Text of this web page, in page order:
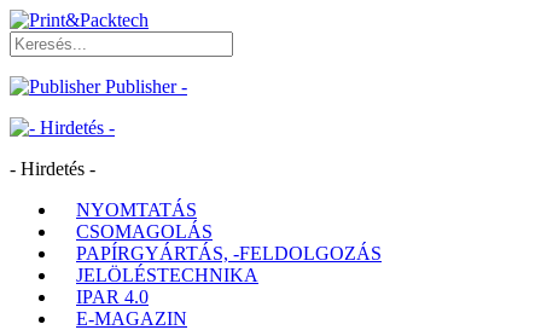
Publisher -
- Hirdetés -
NYOMTATÁS
CSOMAGOLÁS
PAPÍRGYÁRTÁS, -FELDOLGOZÁS
JELÖLÉSTECHNIKA
IPAR 4.0
E-MAGAZIN